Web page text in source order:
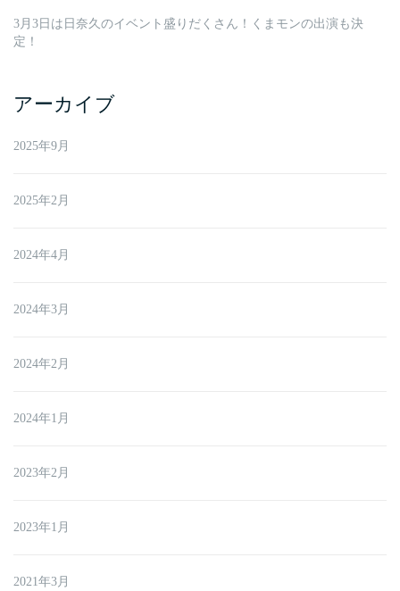
3月3日は日奈久のイベント盛りだくさん！くまモンの出演も決
定！
アーカイブ
2025年9月
2025年2月
2024年4月
2024年3月
2024年2月
2024年1月
2023年2月
2023年1月
2021年3月